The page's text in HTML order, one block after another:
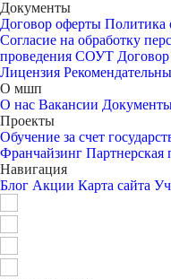
Документы
Договор оферты Политика
Согласие на обработку
проведения СОУТ
Лицензия
О мшп
О нас Вакансии
Проекты
Обучение за счет
Франчайзинг Партнерская
Навигация
Блог Акции Карта сайта